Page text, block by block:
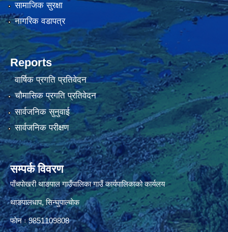
सामाजिक सुरक्षा
नागरिक वडापत्र
Reports
वार्षिक प्रगति प्रतिवेदन
चौमासिक प्रगति प्रतिवेदन
सार्वजनिक सुनुवाई
सार्वजनिक परीक्षण
सम्पर्क विवरण
पाँचपाेखरी थाङपाल गाउँपालिका गाउँ कार्यपालिकाको कार्यलय
थाङपालधाप, सिन्घुपाल्चाेक
फाेन ः 9851109808